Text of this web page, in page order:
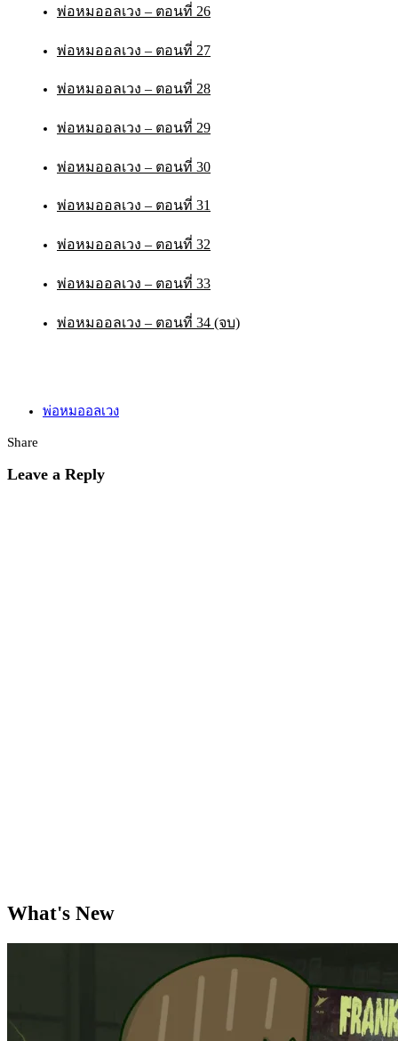
พ่อหมออลเวง – ตอนที่ 26
พ่อหมออลเวง – ตอนที่ 27
พ่อหมออลเวง – ตอนที่ 28
พ่อหมออลเวง – ตอนที่ 29
พ่อหมออลเวง – ตอนที่ 30
พ่อหมออลเวง – ตอนที่ 31
พ่อหมออลเวง – ตอนที่ 32
พ่อหมออลเวง – ตอนที่ 33
พ่อหมออลเวง – ตอนที่ 34 (จบ)
พ่อหมออลเวง
Share
Leave a Reply
What's New